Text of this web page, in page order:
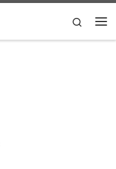
Search